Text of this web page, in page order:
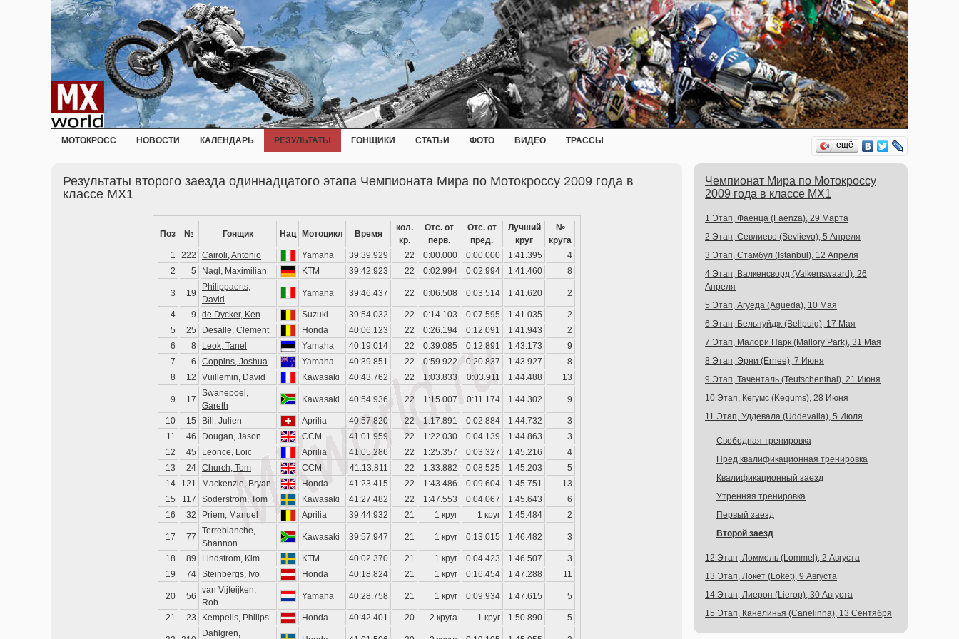
МОТОКРОСС НОВОСТИ КАЛЕНДАРЬ РЕЗУЛЬТАТЫ ГОНЩИКИ СТАТЬИ ФОТО ВИДЕО ТРАССЫ ещё
Результаты второго заезда одиннадцатого этапа Чемпионата Мира по Мотокроссу 2009 года в
классе MX1
Поз № Гонщик Нац Мотоцикл Время
кол.
кр.
Отс. от
перв.
Отс. от
пред.
Лучший
круг
№
круга
1
222 Cairoli, Antonio Yamaha 39:39.929 22 0:00.000 0:00.000 1:41.395
4
2
5 Nagl, Maximilian KTM 39:42.923 22 0:02.994 0:02.994 1:41.460 8
3 19
Philippaerts,
David
Yamaha 39:46.437 22 0:06.508 0:03.514 1:41.620 2
4 9 de Dycker, Ken Suzuki 39:54.032 22 0:14.103 0:07.595 1:41.035
2
5
25 Desalle, Clement Honda 40:06.123 22 0:26.194 0:12.091 1:41.943
2
6
8 Leok, Tanel Yamaha 40:19.014 22 0:39.085 0:12.891 1:43.173
9
7
6 Coppins, Joshua Yamaha 40:39.851 22 0:59.922 0:20.837 1:43.927
8
8
12 Vuillemin, David Kawasaki 40:43.762 22 1:03.833 0:03.911 1:44.488 13
9 17
Swanepoel,
Gareth
Kawasaki 40:54.936 22 1:15.007 0:11.174 1:44.302 9
10 15 Bill, Julien Aprilia 40:57.820 22 1:17.891 0:02.884 1:44.732
3
11
46 Dougan, Jason CCM 41:01.959 22 1:22.030 0:04.139 1:44.863
3
12
45 Leonce, Loic Aprilia 41:05.286 22 1:25.357 0:03.327 1:45.216
4
13
24 Church, Tom CCM 41:13.811 22 1:33.882 0:08.525 1:45.203
5
14
121 Mackenzie, Bryan Honda 41:23.415 22 1:43.486 0:09.604 1:45.751
13
15
117 Soderstrom, Tom Kawasaki 41:27.482 22 1:47.553 0:04.067 1:45.643
6
16
32 Priem, Manuel Aprilia 39:44.932 21 1 круг 1 круг 1:45.484 2
17 77
Terreblanche,
Shannon
Kawasaki 39:57.947 21 1 круг 0:13.015 1:46.482 3
18 89 Lindstrom, Kim KTM 40:02.370 21 1 круг 0:04.423 1:46.507
3
19
74 Steinbergs, Ivo Honda 40:18.824 21 1 круг 0:16.454 1:47.288 11
20 56
van Vijfeijken,
Rob
Yamaha 40:28.758 21 1 круг 0:09.934 1:47.615 5
21 23 Kempelis, Philips Honda 40:42.401 20 2 круга 1 круг 1:50.890 5
Dahlgren,
Чемпионат Мира по Мотокроссу
2009 года в классе MX1
1 Этап, Фаенца (Faenza), 29 Марта
2 Этап, Севлиево (Sevlievo), 5 Апреля
3 Этап, Стамбул (Istanbul), 12 Апреля
4 Этап, Валкенсворд (Valkenswaard), 26
Апреля
5 Этап, Агуеда (Agueda), 10 Мая
6 Этап, Бельпуйдж (Bellpuig), 17 Мая
7 Этап, Малори Парк (Mallory Park), 31 Мая
8 Этап, Эрни (Ernee), 7 Июня
9 Этап, Таченталь (Teutschenthal), 21 Июня
10 Этап, Кегумс (Kegums), 28 Июня
11 Этап, Уддевала (Uddevalla), 5 Июля
Свободная тренировка
Пред квалификационная тренировка
Квалификационный заезд
Утренняя тренировка
Первый заезд
Второй заезд
12 Этап, Ломмель (Lommel), 2 Августа
13 Этап, Локет (Loket), 9 Августа
14 Этап, Лиероп (Lierop), 30 Августа
15 Этап, Канелинья (Canelinha), 13 Сентября